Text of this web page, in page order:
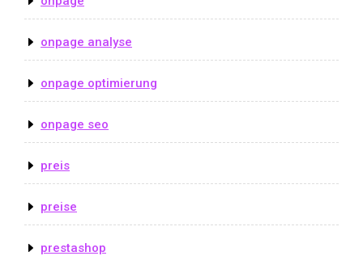
onpage analyse
onpage optimierung
onpage seo
preis
preise
prestashop